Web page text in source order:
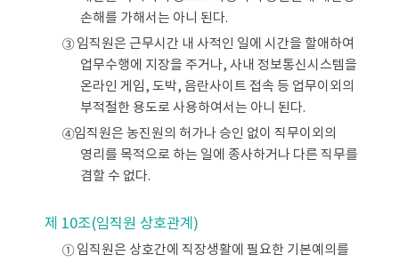
손해를 가해서는 아니 된다.
③ 임직원은 근무시간 내 사적인 일에 시간을 할애하여
업무수행에 지장을 주거나, 사내 정보통신시스템을
온라인 게임, 도박, 음란사이트 접속 등 업무이외의
부적절한 용도로 사용하여서는 아니 된다.
④임직원은 농진원의 허가나 승인 없이 직무이외의
영리를 목적으로 하는 일에 종사하거나 다른 직무를
겸할 수 없다.
제 10조(임직원 상호관계)
① 임직원은 상호간에 직장생활에 필요한 기본예의를